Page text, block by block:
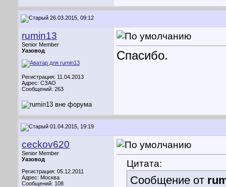
26.03.2015, 09:12
rumin13
Senior Member
Уазовод
Регистрация: 11.04.2013
Адрес: СЗАО
Сообщений: 263
Спасибо.
01.04.2015, 19:19
ceckov620
Senior Member
Уазовод
Регистрация: 05.12.2011
Адрес: Москва
Сообщений: 108
Цитата:
Сообщение от